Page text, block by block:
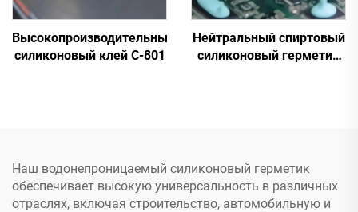
Высокопроизводительный
силиконовый клей C-801
Нейтральный спиртовый
силиконовый герметик
Наш водонепроницаемый силиконовый герметик
обеспечивает высокую универсальность в различных
отраслях, включая строительство, автомобильную и